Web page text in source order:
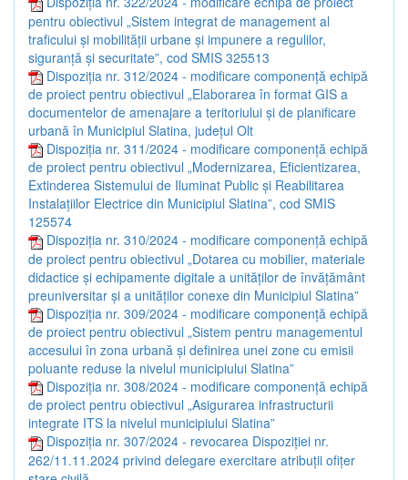
pentru obiectivul „Sistem integrat de management al
traficului și mobilității urbane și impunere a regulilor,
siguranță și securitate”, cod SMIS 325513
Dispoziția nr. 312/2024 - modificare componență echipă
de proiect pentru obiectivul „Elaborarea în format GIS a
documentelor de amenajare a teritoriului și de planificare
urbană în Municipiul Slatina, județul Olt
Dispoziția nr. 311/2024 - modificare componență echipă
de proiect pentru obiectivul „Modernizarea, Eficientizarea,
Extinderea Sistemului de Iluminat Public și Reabilitarea
Instalațiilor Electrice din Municipiul Slatina”, cod SMIS
125574
Dispoziția nr. 310/2024 - modificare componență echipă
de proiect pentru obiectivul „Dotarea cu mobilier, materiale
didactice și echipamente digitale a unităților de învățământ
preuniversitar și a unităților conexe din Municipiul Slatina”
Dispoziția nr. 309/2024 - modificare componență echipă
de proiect pentru obiectivul „Sistem pentru managementul
accesului în zona urbană și definirea unei zone cu emisii
poluante reduse la nivelul municipiului Slatina”
Dispoziția nr. 308/2024 - modificare componență echipă
de proiect pentru obiectivul „Asigurarea infrastructurii
integrate ITS la nivelul municipiului Slatina”
Dispoziția nr. 307/2024 - revocarea Dispoziției nr.
262/11.11.2024 privind delegare exercitare atribuții ofițer